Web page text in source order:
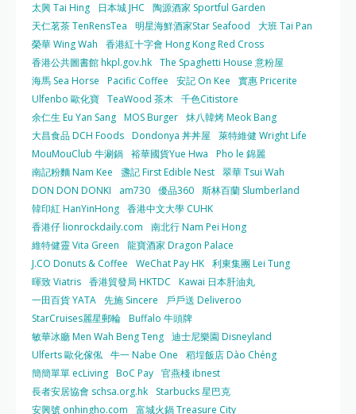
太興 Tai Hing
日本城 JHC
陶源酒家 Sportful Garden
天仁茗茶 TenRensTea
明星海鮮酒家Star Seafood
大班 Tai Pan
榮華 Wing Wah
香港紅十字會 Hong Kong Red Cross
香港公共圖書館 hkpl.gov.hk The Spaghetti House 意粉屋
海馬 Sea Horse
Pacific Coffee 安記 On Kee
實惠 Pricerite
Ulfenbo 歐化寶 TeaWood 茶木 千色Citistore
余仁生 Eu Yan Sang MOS Burger 炑八韓烤 Meok Bang
大昌食品 DCH Foods Dondonya 丼丼屋
萊特維健 Wright Life
MouMouClub 牛涮鍋 裕華國貨Yue Hwa
Pho le 錦麗
南記粉麵 Nam Kee
盞記 First Edible Nest 翠華 Tsui Wah
DON DON DONKI
am730 優品360 斯林百蘭 Slumberland
韓印紅 HanYinHong 香港中文大學 CUHK
香港仔 lionrockdaily.com
南北行 Nam Pei Hong
維特健靈 Vita Green
龍寶酒家 Dragon Palace
J.CO Donuts & Coffee
WeChat Pay HK 利東集團 Lei Tung
暉致 Viatris 香港貿發局 HKTDC
Kawai 日本肝油丸
一田百貨 YATA 先施 Sincere
戶戶送 Deliveroo
StarCruises麗星郵輪 Buffalo 牛頭牌
敏華冰廳 Men Wah Beng Teng 迪士尼樂園 Disneyland
Ulferts 歐化傢俬 牛一 Nabe One
稻埕飯店 Dào Chéng
簡簡單單 ecLiving BoC Pay 官燕棧 ibnest
長者安居協會 schsa.org.hk
Starbucks 星巴克
安興號 onhingho.com
富城火鍋 Treasure City